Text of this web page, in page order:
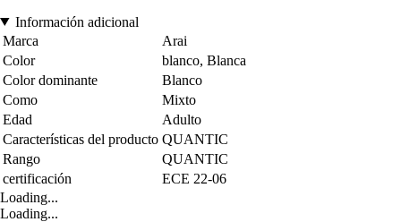
Información adicional
Marca
Arai
Color
blanco, Blanca
Color dominante
Blanco
Como
Mixto
Edad
Adulto
Características del producto QUANTIC
Rango
QUANTIC
certificación
ECE 22-06
Loading...
Loading...